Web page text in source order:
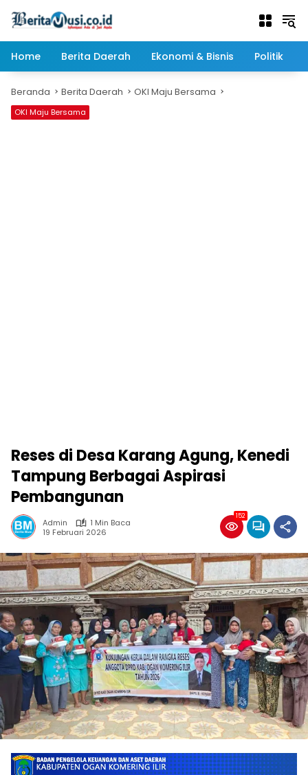
Home
Berita Daerah Ekonomi & Bisnis Politik
Beranda Berita Daerah OKI Maju Bersama
OKI Maju Bersama
Reses di Desa Karang Agung, Kenedi
Tampung Berbagai Aspirasi
Pembangunan
Admin
1 Min Baca
19 Februari 2026
152